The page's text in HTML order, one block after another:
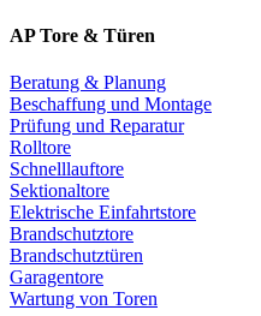
AP Tore & Türen
Beratung & Planung
Beschaffung und Montage
Prüfung und Reparatur
Rolltore
Schnelllauftore
Sektionaltore
Elektrische Einfahrtstore
Brandschutztore
Brandschutztüren
Garagentore
Wartung von Toren